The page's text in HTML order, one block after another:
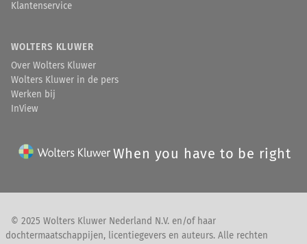
Klantenservice
WOLTERS KLUWER
Over Wolters Kluwer
Wolters Kluwer in de pers
Werken bij
InView
When you have to be right
© 2025 Wolters Kluwer Nederland N.V. en/of haar
dochtermaatschappijen, licentiegevers en auteurs. Alle rechten